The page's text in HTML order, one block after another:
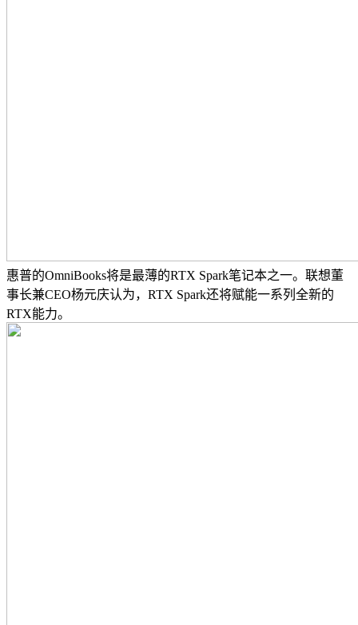
惠普的OmniBooks将是最薄的RTX Spark笔记本之一。联想董
事长兼CEO杨元庆认为，RTX Spark还将赋能一系列全新的
RTX能力。